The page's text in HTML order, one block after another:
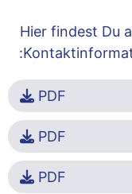
Hier findest Du
PDF
PDF
PDF